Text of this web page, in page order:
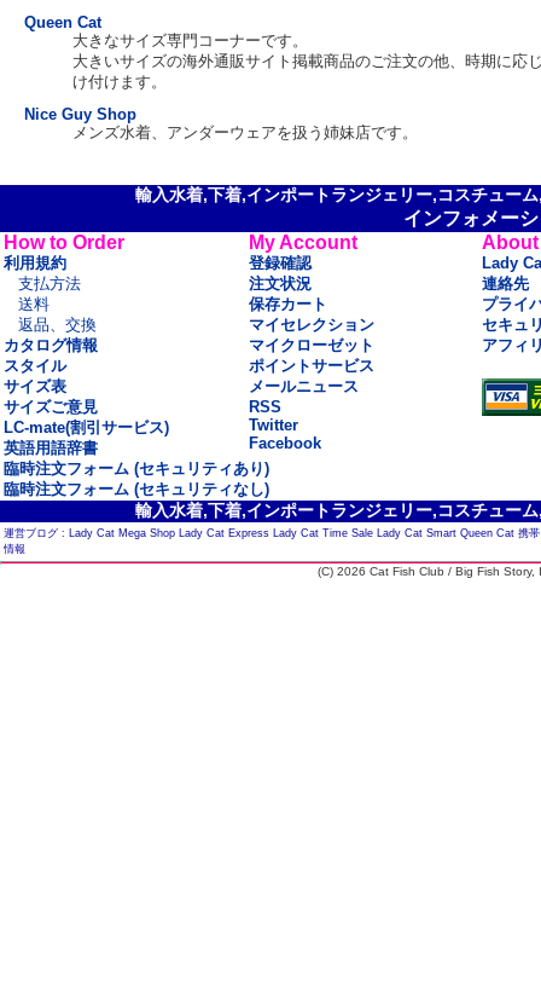
Queen Cat
大きなサイズ専門コーナーです。
大きいサイズの海外通販サイト掲載商品のご注文の他、時期に応
け付けます。
Nice Guy Shop
メンズ水着、アンダーウェアを扱う姉妹店です。
輸入水着,下着,インポートランジェリー,コスチュー
インフォメー
How to Order
利用規約
支払方法
送料
返品、交換
カタログ情報
スタイル
サイズ表
サイズご意見
LC-mate(割引サービス)
英語用語辞書
My Account
登録確認
注文状況
保存カート
マイセレクション
マイクローゼット
ポイントサービス
メールニュース
RSS
Twitter
Facebook
About
Lady
連絡先
プライ
セキュ
アフィ
臨時注文フォーム (セキュリティあり)
臨時注文フォーム (セキュリティなし)
輸入水着,下着,インポートランジェリー,コスチュー
運営ブログ : Lady Cat Mega Shop Lady Cat Express Lady Cat Time Sale Lady Cat Smart Queen Cat 携
情報
(C) 2026 Cat Fish Club / Big Fish Story,